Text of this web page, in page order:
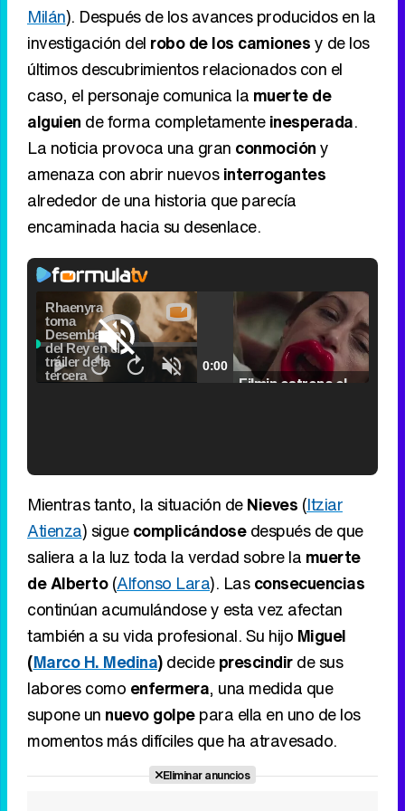
Milán). Después de los avances producidos en la
investigación del robo de los camionesy de los
últimos descubrimientos relacionados con el
caso, el personaje comunica la muerte de
alguien de forma completamenteinesperada.
La noticia provoca una gran conmocióny
amenaza con abrir nuevosinterrogantes
alrededor de una historia que parecía
encaminada hacia su desenlace.
Pause
Seek
back
Seek
Unmute Current
0:00 / Duration
2:24
Loaded:
5.31%
Remaining
2:24
Picture-
Tráiler de '33 días', la nueva serie de Atresplayer con Julián Villagrán y José Manuel Poga
Mientras tanto, la situación deNieves (Itziar
Atienza) siguecomplicándosedespués de que
saliera a la luz toda la verdad sobre la muerte
de Alberto(Alfonso Lara). Lasconsecuencias
continúan acumulándose y esta vez afectan
también a su vida profesional. Su hijo Miguel
(Marco H. Medina)decideprescindirde sus
labores como enfermera, una medida que
supone un nuevo golpepara ella en uno de los
momentos más difíciles que ha atravesado.
Eliminar anuncios